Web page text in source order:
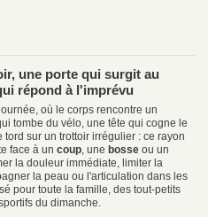
une porte qui surgit au
répond à l'imprévu
où le corps rencontre un
tombe du vélo, une tête qui cogne le
sur un trottoir irrégulier : ce rayon
face à un coup , une bosse ou un
la douleur immédiate, limiter la
la peau ou l'articulation dans les
pour toute la famille, des tout-petits
du dimanche.